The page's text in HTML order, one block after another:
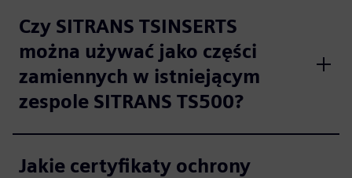
Czy SITRANS TSINSERTS
można używać jako części
zamiennych w istniejącym
zespole SITRANS TS500?
Jakie certyfikaty ochrony